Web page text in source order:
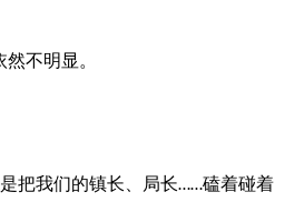
不明显。
把我们的镇长、局长……磕着碰着